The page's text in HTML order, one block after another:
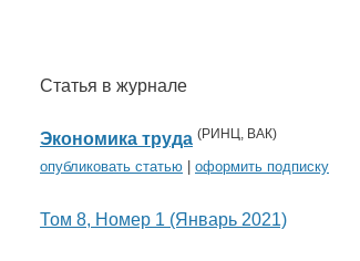
Статья в журнале
Экономика труда (РИНЦ, ВАК)
опубликовать статью оформить подписку
Том 8, Номер 1 (Январь 2021)